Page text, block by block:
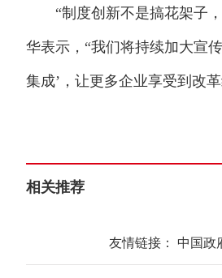
“制度创新不是搞花架子，
华表示，“我们将持续加大宣
集成’，让更多企业享受到改
相关推荐
友情链接： 中国政